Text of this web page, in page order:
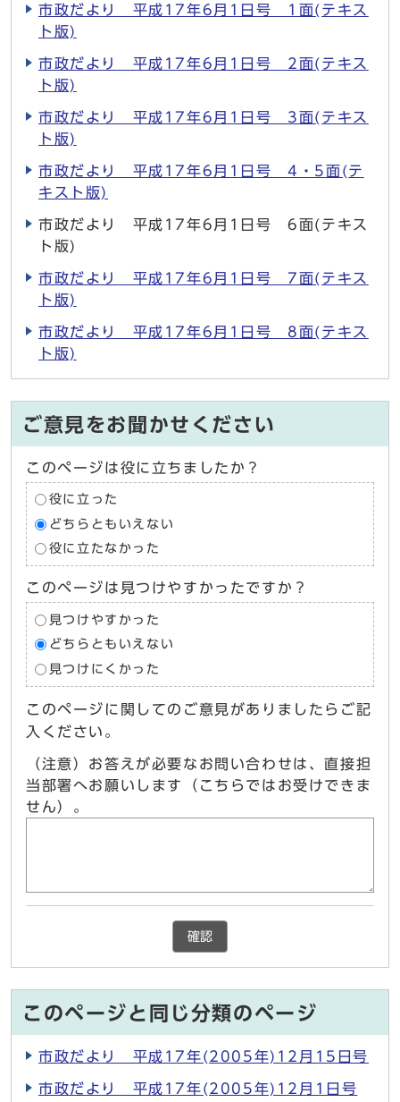
市政だより 平成17年6月1日号 1面(テキス
ト版)
市政だより 平成17年6月1日号 2面(テキス
ト版)
市政だより 平成17年6月1日号 3面(テキス
ト版)
市政だより 平成17年6月1日号 4・5面(テ
キスト版)
市政だより 平成17年6月1日号 6面(テキス
ト版)
市政だより 平成17年6月1日号 7面(テキス
ト版)
市政だより 平成17年6月1日号 8面(テキス
ト版)
ご意見をお聞かせください
このページは役に立ちましたか？
役に立った
どちらともいえない
役に立たなかった
このページは見つけやすかったですか？
見つけやすかった
どちらともいえない
見つけにくかった
このページに関してのご意見がありましたらご記
入ください。
（注意）お答えが必要なお問い合わせは、直接担
当部署へお願いします（こちらではお受けできま
せん）。
確認
このページと同じ分類のページ
市政だより 平成17年(2005年)12月15日号
市政だより 平成17年(2005年)12月1日号